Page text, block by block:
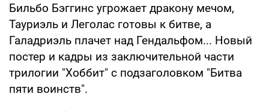
Бильбо Бэггинс угрожает дракону мечом,
Тауриэль и Леголас готовы к битве, а
Галадриэль плачет над Гендальфом... Новый
постер и кадры из заключительной части
трилогии "Хоббит" с подзаголовком "Битва
пяти воинств".